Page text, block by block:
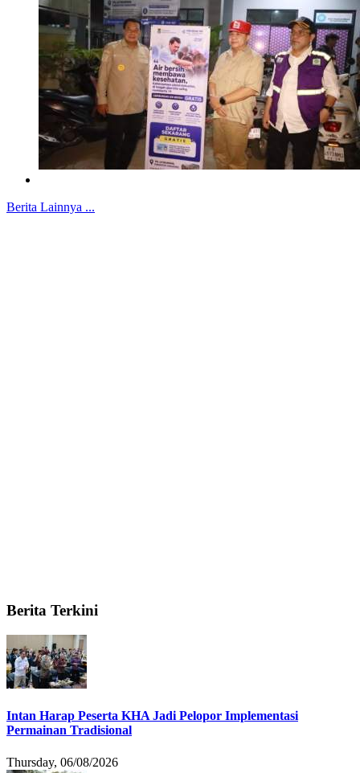
Berita Lainnya ...
Berita Terkini
Intan Harap Peserta KHA Jadi Pelopor Implementasi
Permainan Tradisional
Thursday, 06/08/2026